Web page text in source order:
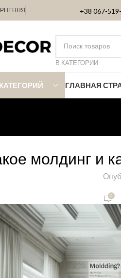
+38 067-
В КАТЕГОРИИ
ГЛАВНАЯ
молдинг и
0